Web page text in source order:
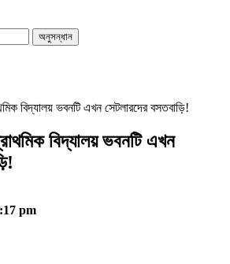
বিদ্যালয় ভবনটি এখন সেটলারদের বসতবাড়ি!
বিদ্যালয় ভবনটি এখন
pm